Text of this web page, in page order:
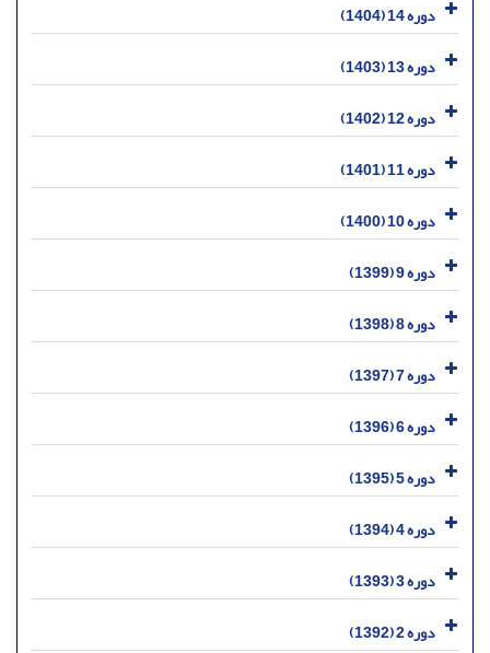
دوره 14 (1404)
دوره 13 (1403)
دوره 12 (1402)
دوره 11 (1401)
دوره 10 (1400)
دوره 9 (1399)
دوره 8 (1398)
دوره 7 (1397)
دوره 6 (1396)
دوره 5 (1395)
دوره 4 (1394)
دوره 3 (1393)
دوره 2 (1392)